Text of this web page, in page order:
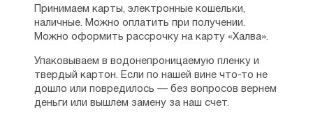
Принимаем карты, электронные кошельки,
наличные. Можно оплатить при получении.
Можно оформить рассрочку на карту «Халва».
Упаковываем в водонепроницаемую пленку и
твердый картон. Если по нашей вине что-то не
дошло или повредилось — без вопросов вернем
деньги или вышлем замену за наш счет.